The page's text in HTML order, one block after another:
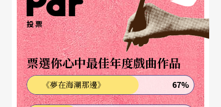
諸如以歌曲Gloria闡述代名詞的性別意義，透過彼此
標籤化的遊戲將其揉雜一塊；抑或利用乒乓球的相
互丟擲具象化歧視，描繪了性少數族群的被壓迫經
驗；甚至邀請在座年齡介於14至40歲的「男性」
（註1）走上舞台，以擬作戰爭之下被強制徵召走上
戰場的性別祭品。
投票
票選你心中最佳年度戲曲作品
《夢在海潮那邊》 67%